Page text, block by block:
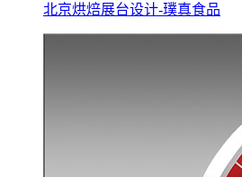
北京烘焙展台设计-璞真食品